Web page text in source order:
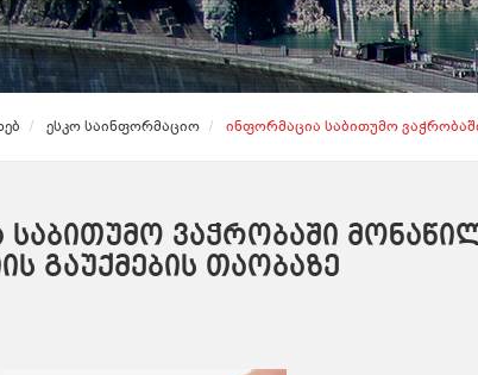
Ესკო Საინფორმაციო Ინფორმაცია Საბითუმო
ვაჭრობაში
გაუქმების თაობაზე